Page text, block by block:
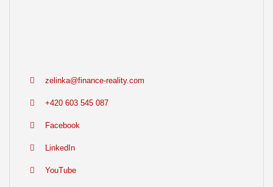
zelinka@finance-reality.com
+420 603 545 087
Facebook
LinkedIn
YouTube